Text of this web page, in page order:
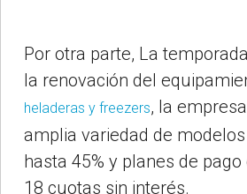
Por otra parte, La
la renovación del
heladeras y freezers, la
amplia variedad de
hasta 45% y planes de
18 cuotas sin interés.